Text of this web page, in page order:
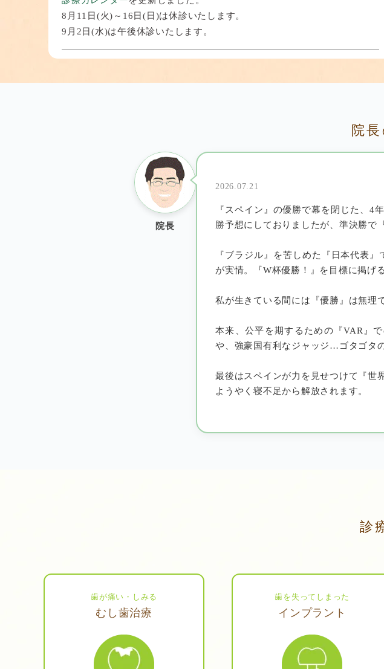
8月11日(火)～16日(日)は休診いたします。
9月2日(水)は午後休診いたします。
『院長のつぶやき』を更新しました。
施設基準に関する掲示『施設基準一覧』
院
院長
2026.07.21
『スペイン』の優勝で幕を閉じた、4
勝予想にしておりましたが、準決勝で
『ブラジル』を苦しめた『日本代表
が実情。『W杯優勝！』を目標に掲げ
私が生きている間には『優勝』は無
本来、公平を期するための『VAR』
や、強豪国有利なジャッジ…ゴタゴタ
最後はスペインが力を見せつけて『世
ようやく寝不足から解放されます。
診
歯が痛い・しみる
むし歯治療
歯を失ってしまった
インプラント